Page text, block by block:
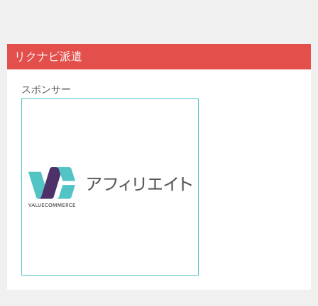
ビ
ゲ
リクナビ派遣
スポンサー